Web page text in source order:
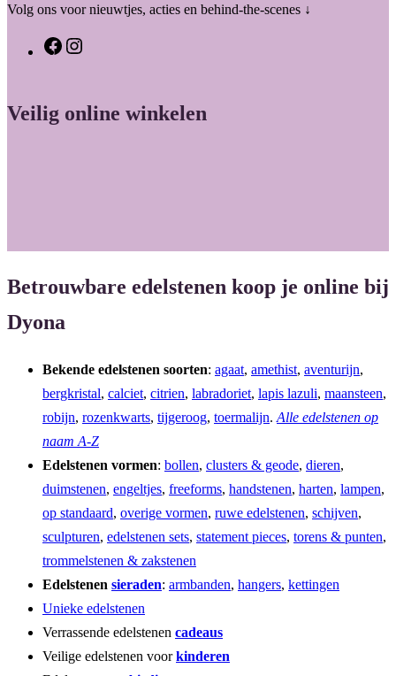
Volg ons voor nieuwtjes, acties en behind-the-scenes ↓
F
e
t
Veilig online winkelen
Betrouwbare edelstenen koop je online bij
Dyona
Bekende edelstenen soorten: agaat, amethist, aventurijn,
bergkristal, calciet, citrien, labradoriet, lapis lazuli, maansteen,
robijn, rozenkwarts, tijgeroog, toermalijn. Alle edelstenen op
naam A-Z
Edelstenen vormen: bollen, clusters & geode, dieren,
duimstenen, engeltjes, freeforms, handstenen, harten, lampen,
op standaard, overige vormen, ruwe edelstenen, schijven,
sculpturen, edelstenen sets, statement pieces, torens & punten,
trommelstenen & zakstenen
Edelstenen sieraden: armbanden, hangers, kettingen
Unieke edelstenen
Verrassende edelstenen cadeaus
Veilige edelstenen voorkinderen